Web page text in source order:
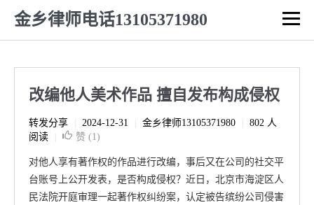
金乡律师电话13105371980
改编他人美术作品 擅自发布构成侵权
转发分享 2024-12-31 金乡律师13105371980
802 人
阅读
赞 (1)
对他人享有著作权的作品进行改编，事后又在公司的社交平
台账号上公开发表，是否构成侵权？近日，北京市海淀区人
民法院开庭审理一起著作权纠纷案，认定被告缤纷公司侵害